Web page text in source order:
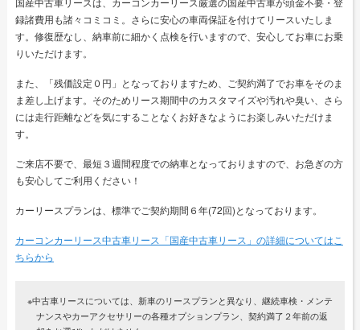
録諸費用も諸々コミコミ。さらに安心の車両保証を付けてリースいたしま
す。修復歴なし、納車前に細かく点検を行いますので、安心してお車にお乗
りいただけます。
また、「残価設定０円」となっておりますため、ご契約満了でお車をそのま
ま差し上げます。そのためリース期間中のカスタマイズや汚れや臭い、さら
には走行距離などを気にすることなくお好きなようにお楽しみいただけま
す。
ご来店不要で、最短３週間程度での納車となっておりますので、お急ぎの方
も安心してご利用ください！
カーリースプランは、標準でご契約期間６年(72回)となっております。
カーコンカーリース中古車リース「国産中古車リース」の詳細についてはこ
ちらから
※中古車リースについては、新車のリースプランと異なり、継続車検・メンテ
ナンスやカーアクセサリーの各種オプションプラン、契約満了２年前の返